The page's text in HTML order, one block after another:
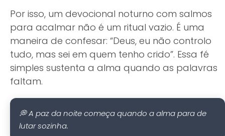
Por isso, um devocional noturno com salmos
para acalmar não é um ritual vazio. É uma
maneira de confesar: “Deus, eu não controlo
tudo, mas sei em quem tenho crido”. Essa fé
simples sustenta a alma quando as palavras
faltam.
💭 A paz da noite começa quando a alma para de
lutar sozinha.